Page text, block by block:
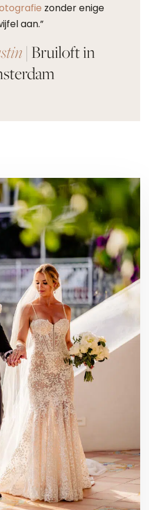
zonder enige
aan.”
| Bruiloft in